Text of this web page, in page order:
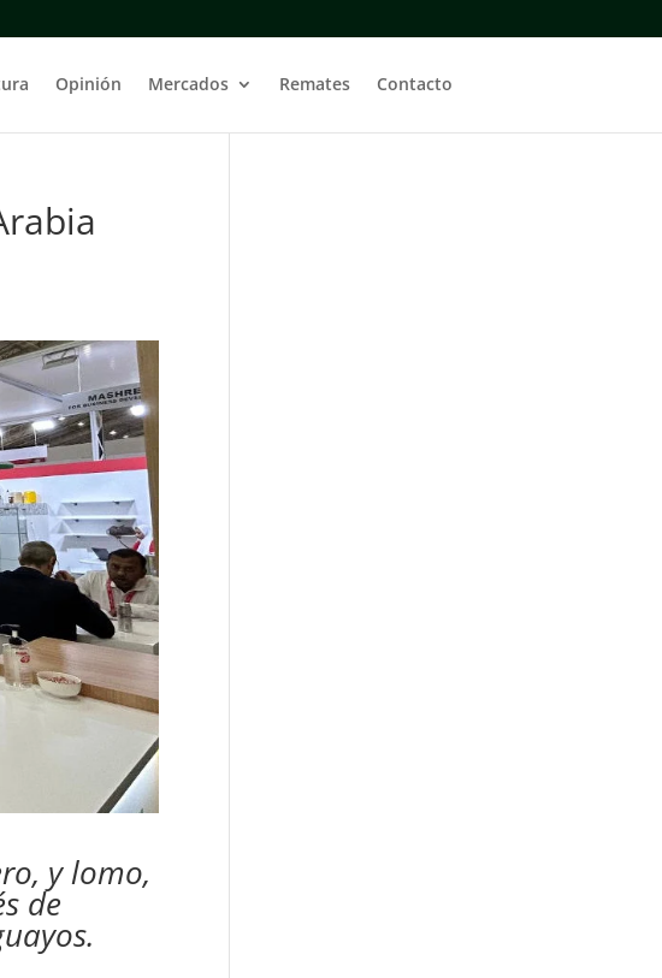
Opinión Mercados Remates Contacto
y lomo,
de